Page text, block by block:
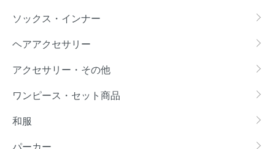
ソックス・インナー
ヘアアクセサリー
アクセサリー・その他
ワンピース・セット商品
和服